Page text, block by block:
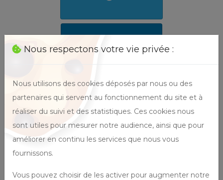
Nous respectons votre vie privée :
Nous utilisons des cookies déposés par nous ou des
partenaires qui servent au fonctionnement du site et à
réaliser du suivi et des statistiques. Ces cookies nous
sont utiles pour mesurer notre audience, ainsi que pour
améliorer en continu les services que nous vous
fournissons.
Vous pouvez choisir de les activer pour augmenter notre